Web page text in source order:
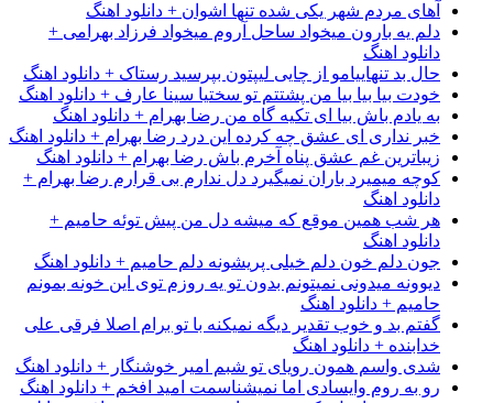
آهای مردم شهر یکی شده تنها اشوان + دانلود اهنگ
دلم یه بارون میخواد ساحل آروم میخواد فرزاد بهرامی +
دانلود اهنگ
حال بد تنهاییامو از چایی لیپتون بپرسید رستاک + دانلود اهنگ
خودت بیا بیا بیا من پشتتم تو سختیا سینا عارف + دانلود اهنگ
به یادم باش بیا ای تکیه گاه من رضا بهرام + دانلود اهنگ
خبر نداری ای عشق چه کرده این درد رضا بهرام + دانلود اهنگ
زیباترین غم عشق پناه آخرم باش رضا بهرام + دانلود اهنگ
کوچه میمیرد باران نمیگیرد دل ندارم بی قرارم رضا بهرام +
دانلود اهنگ
هر شب همین موقع که میشه دل من پیش توئه حامیم +
دانلود اهنگ
جون دلم خون دلم خیلی پریشونه دلم حامیم + دانلود اهنگ
دیوونه میدونی نمیتونم بدون تو یه روزم توی این خونه بمونم
حامیم + دانلود اهنگ
گفتم بد و خوب تقدیر دیگه نمیکنه با تو برام اصلا فرقی علی
خدابنده + دانلود اهنگ
شدی واسم همون رویای تو شبم امیر خوشنگار + دانلود اهنگ
رو به روم وایسادی اما نمیشناسمت امید افخم + دانلود اهنگ